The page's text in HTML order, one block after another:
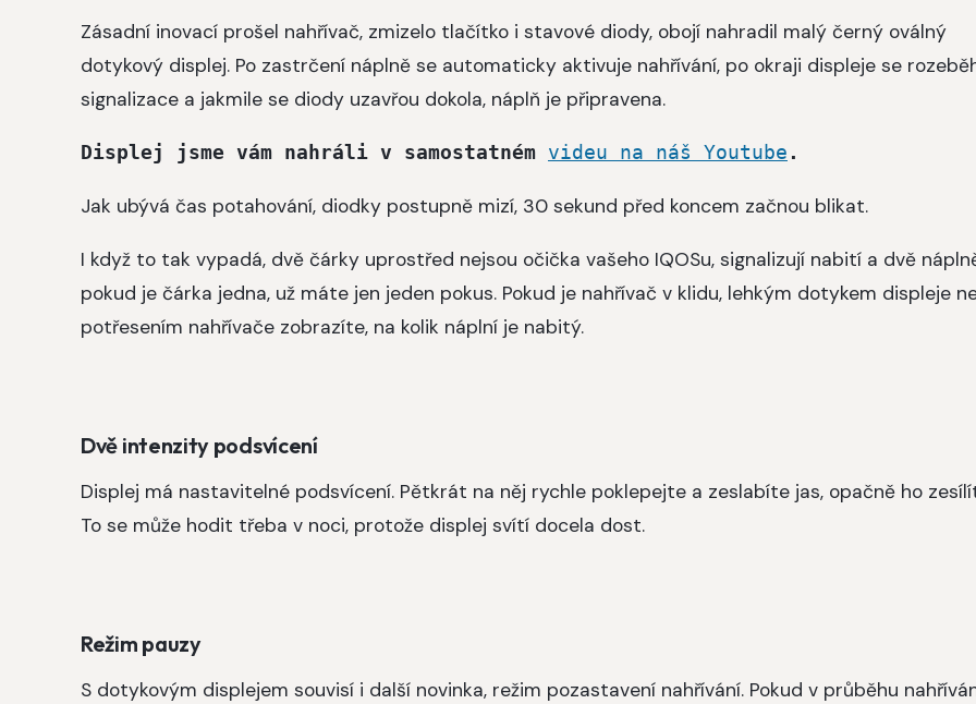
Zásadní inovací prošel nahřívač, zmizelo tlačítko i stavové diody, obojí nahradil malý černý oválný
dotykový displej. Po zastrčení náplně se automaticky aktivuje nahřívání, po okraji displeje se
signalizace a jakmile se diody uzavřou dokola, náplň je připravena.
Displej jsme vám nahráli v samostatném videu na náš Youtube .
Jak ubývá čas potahování, diodky postupně mizí, 30 sekund před koncem začnou blikat.
I když to tak vypadá, dvě čárky uprostřed nejsou očička vašeho IQOSu, signalizují nabití a dvě
pokud je čárka jedna, už máte jen jeden pokus. Pokud je nahřívač v klidu, lehkým dotykem displeje
potřesením nahřívače zobrazíte, na kolik náplní je nabitý.
Dvě intenzity podsvícení
Displej má nastavitelné podsvícení. Pětkrát na něj rychle poklepejte a zeslabíte jas, opačně ho
To se může hodit třeba v noci, protože displej svítí docela dost.
Režim pauzy
S dotykovým displejem souvisí i další novinka, režim pozastavení nahřívání. Pokud v průběhu